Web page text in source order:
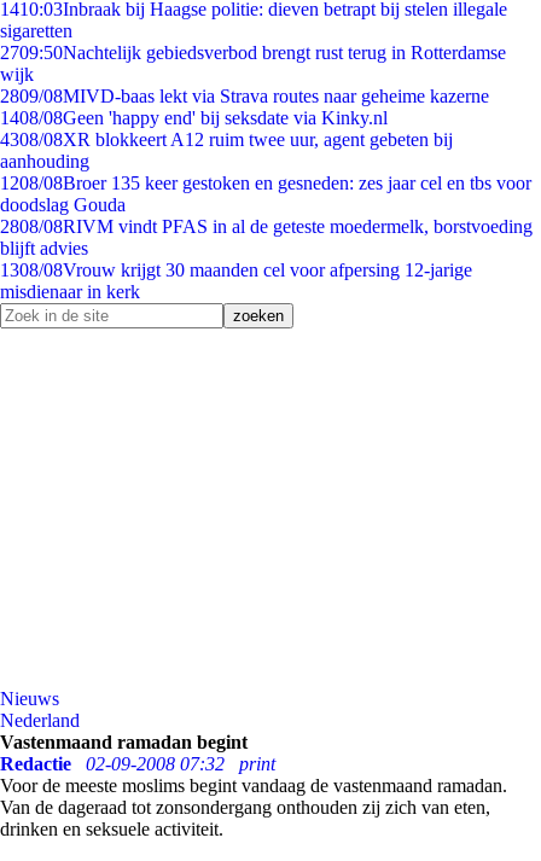
1410:03Inbraak bij Haagse politie: dieven betrapt bij stelen illegale
sigaretten
2709:50Nachtelijk gebiedsverbod brengt rust terug in Rotterdamse
wijk
2809/08MIVD-baas lekt via Strava routes naar geheime kazerne
1408/08Geen 'happy end' bij seksdate via Kinky.nl
4308/08XR blokkeert A12 ruim twee uur, agent gebeten bij
aanhouding
1208/08Broer 135 keer gestoken en gesneden: zes jaar cel en tbs voor
doodslag Gouda
2808/08RIVM vindt PFAS in al de geteste moedermelk, borstvoeding
blijft advies
1308/08Vrouw krijgt 30 maanden cel voor afpersing 12-jarige
misdienaar in kerk
Nieuws
Nederland
Vastenmaand ramadan begint
Redactie
02-09-2008 07:32
print
Voor de meeste moslims begint vandaag de vastenmaand ramadan.
Van de dageraad tot zonsondergang onthouden zij zich van eten,
drinken en seksuele activiteit.